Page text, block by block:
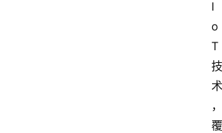
I
o
T
技
术
，
覆